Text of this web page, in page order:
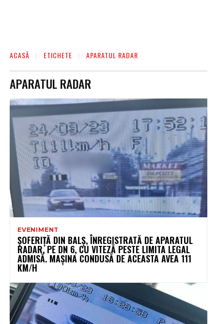
ACASĂ ETICHETE APARATUL RADAR
APARATUL RADAR
EVENIMENT
ȘOFERIȚĂ DIN BALȘ, ÎNREGISTRATĂ DE APARATUL
RADAR, PE DN 6, CU VITEZĂ PESTE LIMITA LEGAL
ADMISĂ. MAȘINA CONDUSĂ DE ACEASTA AVEA 111
KM/H